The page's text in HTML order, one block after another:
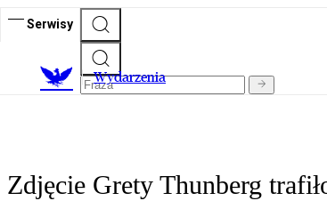
Serwisy
Wydarzenia
Zdjęcie Grety Thunberg